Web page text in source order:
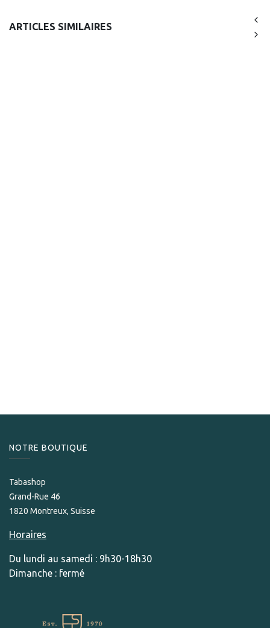
ARTICLES SIMILAIRES
NOTRE BOUTIQUE
Tabashop
Grand-Rue 46
1820 Montreux, Suisse
Horaires
Du lundi au samedi : 9h30-18h30
Dimanche : fermé